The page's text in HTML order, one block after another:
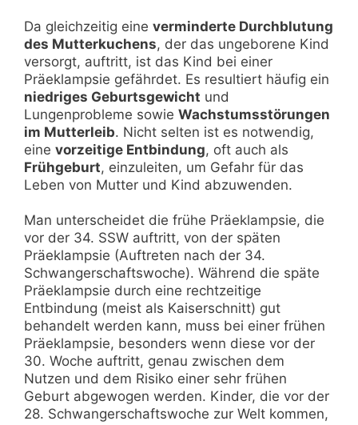
Da gleichzeitig eine verminderte Durchblutung
des Mutterkuchens, der das ungeborene Kind
versorgt, auftritt, ist das Kind bei einer
Präeklampsie gefährdet. Es resultiert häufig ein
niedriges Geburtsgewicht und
Lungenprobleme sowie Wachstumsstörungen
im Mutterleib. Nicht selten ist es notwendig,
eine vorzeitige Entbindung, oft auch als
Frühgeburt, einzuleiten, um Gefahr für das
Leben von Mutter und Kind abzuwenden.
Man unterscheidet die frühe Präeklampsie, die
vor der 34. SSW auftritt, von der späten
Präeklampsie (Auftreten nach der 34.
Schwangerschaftswoche). Während die späte
Präeklampsie durch eine rechtzeitige
Entbindung (meist als Kaiserschnitt) gut
behandelt werden kann, muss bei einer frühen
Präeklampsie, besonders wenn diese vor der
30. Woche auftritt, genau zwischen dem
Nutzen und dem Risiko einer sehr frühen
Geburt abgewogen werden. Kinder, die vor der
28. Schwangerschaftswoche zur Welt kommen,